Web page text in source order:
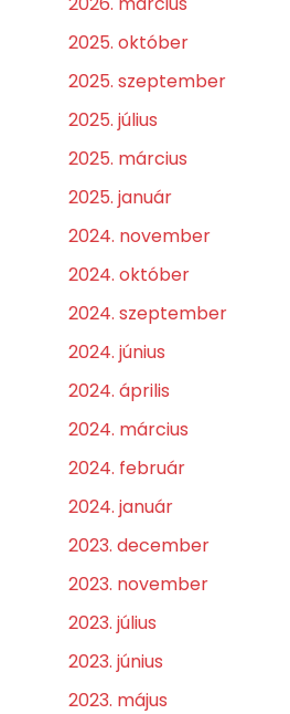
2025. október
2025. szeptember
2025. július
2025. március
2025. január
2024. november
2024. október
2024. szeptember
2024. június
2024. április
2024. március
2024. február
2024. január
2023. december
2023. november
2023. július
2023. június
2023. május